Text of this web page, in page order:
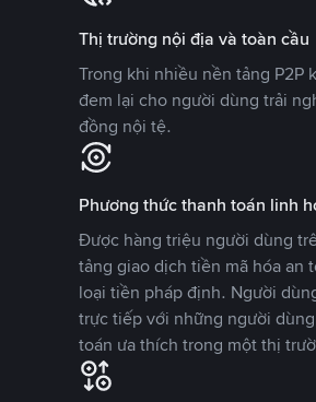
Thị trường nội địa và toàn cầu
Trong khi nhiều nền tảng P2P
đem lại cho người dùng trải
đồng nội tệ.
Phương thức thanh toán linh
Được hàng triệu người dùng
tảng giao dịch tiền mã hóa an
loại tiền pháp định. Người
trực tiếp với những người
toán ưa thích trong một thị